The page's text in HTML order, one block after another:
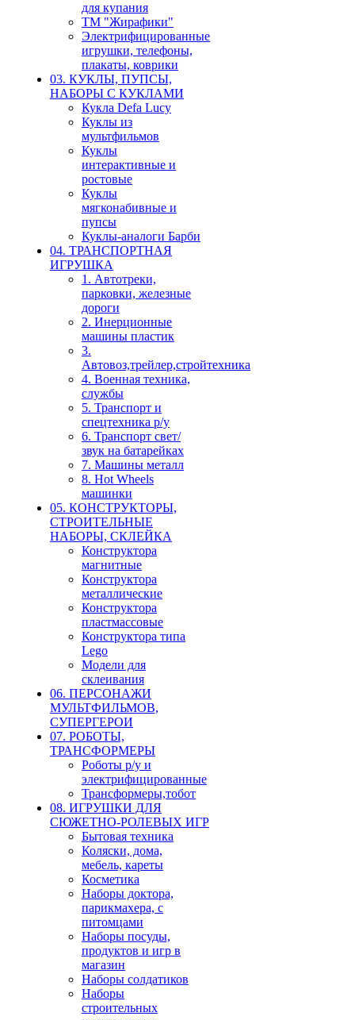
для купания
ТМ "Жирафики"
Электрифицированные
игрушки, телефоны,
плакаты, коврики
03. КУКЛЫ, ПУПСЫ,
НАБОРЫ С КУКЛАМИ
Кукла Defa Lucy
Куклы из
мультфильмов
Куклы
интерактивные и
ростовые
Куклы
мягконабивные и
пупсы
Куклы-аналоги Барби
04. ТРАНСПОРТНАЯ
ИГРУШКА
1. Автотреки,
парковки, железные
дороги
2. Инерционные
машины пластик
3.
Автовоз,трейлер,стройтехника
4. Военная техника,
службы
5. Транспорт и
спецтехника р/у
6. Транспорт свет/
звук на батарейках
7. Машины металл
8. Hot Wheels
машинки
05. КОНСТРУКТОРЫ,
СТРОИТЕЛЬНЫЕ
НАБОРЫ, СКЛЕЙКА
Конструктора
магнитные
Конструктора
металлические
Конструктора
пластмассовые
Конструктора типа
Lego
Модели для
склеивания
06. ПЕРСОНАЖИ
МУЛЬТФИЛЬМОВ,
СУПЕРГЕРОИ
07. РОБОТЫ,
ТРАНСФОРМЕРЫ
Роботы р/у и
электрифицированные
Трансформеры,тобот
08. ИГРУШКИ ДЛЯ
СЮЖЕТНО-РОЛЕВЫХ ИГР
Бытовая техника
Коляски, дома,
мебель, кареты
Косметика
Наборы доктора,
парикмахера, с
питомцами
Наборы посуды,
продуктов и игр в
магазин
Наборы солдатиков
Наборы
строительных